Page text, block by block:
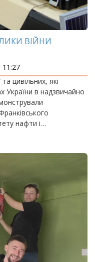
ВІЙНИ
цивільних, які
України в надзвичайно
нафти і…